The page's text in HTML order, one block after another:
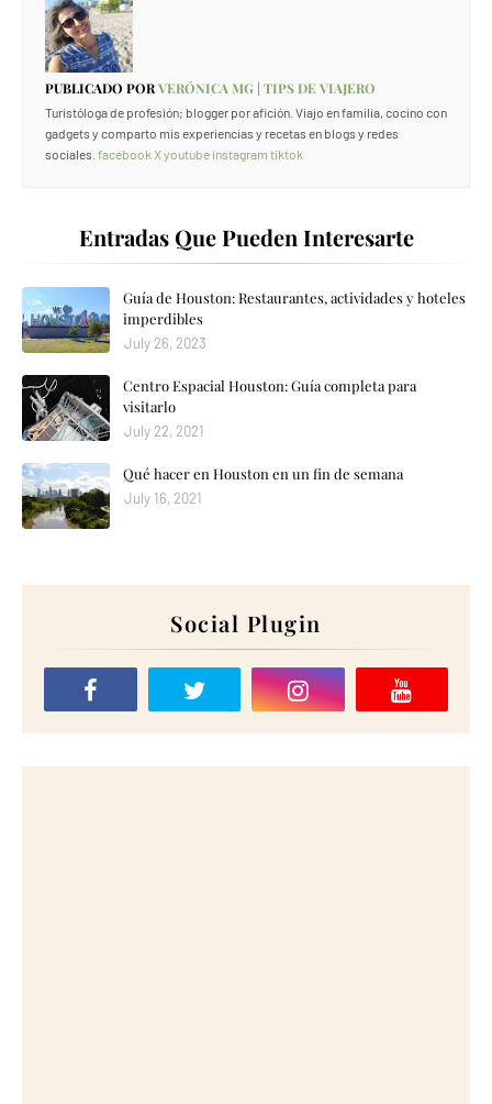
PUBLICADO PORVERÓNICA MG | TIPS DE VIAJERO
Turistóloga de profesión; blogger por afición. Viajo en familia, cocino con
gadgets y comparto mis experiencias y recetas en blogs y redes
sociales. facebook Xyoutube instagram tiktok
Entradas Que Pueden Interesarte
Guía de Houston: Restaurantes, actividades y hoteles
imperdibles
July 26, 2023
Centro Espacial Houston: Guía completa para
visitarlo
July 22, 2021
Qué hacer en Houston en un fin de semana
July 16, 2021
Social Plugin